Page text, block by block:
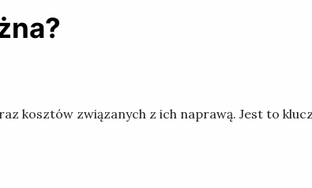
kosztów związanych z ich naprawą. Jest to